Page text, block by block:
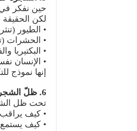
حين نفكر
لكن
• الطيور
• الحشرات
• البكتيريا
• الإنسان
إنها نموذج
6. ظلّ الشجرة… الجامعة الأولى للإنسان
تحت ظل
• كيف يراقب
• كيف يستمع